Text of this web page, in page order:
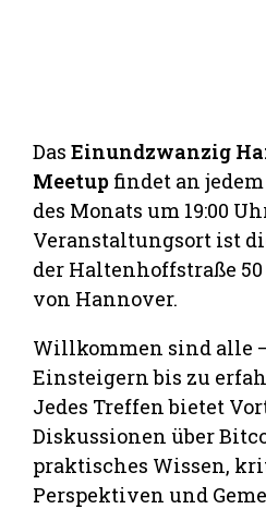
Das Einundzwanzig
Meetup findet an
des Monats um 19:00
Veranstaltungsort ist
der Haltenhoffstraße
von Hannover.
Willkommen sind alle
Einsteigern bis zu
Jedes Treffen bietet
Diskussionen über
praktisches Wissen,
Perspektiven und